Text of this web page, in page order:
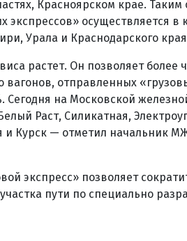
Красноярском крае. Таким
осуществляется в
Урала и Краснодарского
растет. Он позволяет более
вагонов, отправленных
Сегодня на Московской
Раст, Силикатная,
и Курск — отметил начальник
экспресс» позволяет
пути по специально